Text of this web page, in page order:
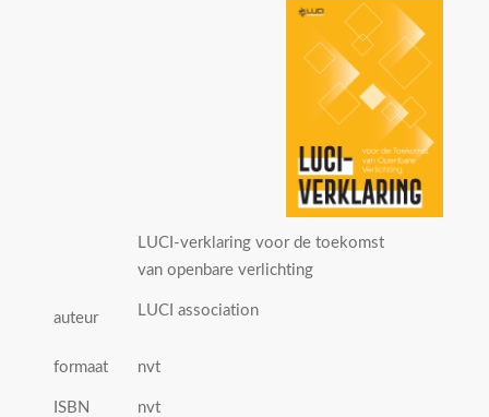
LUCI-verklaring voor de toekomst
van openbare verlichting
auteur LUCI association
formaat nvt
ISBN nvt